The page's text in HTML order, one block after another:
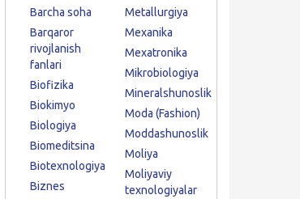
Barcha soha
Barqaror
rivojlanish
fanlari
Biofizika
Biokimyo
Biologiya
Biomeditsina
Biotexnologiya
Biznes
Metallurgiya
Mexanika
Mexatronika
Mikrobiologiya
Mineralshunoslik
Moda (Fashion)
Moddashunoslik
Moliya
Moliyaviy
texnologiyalar